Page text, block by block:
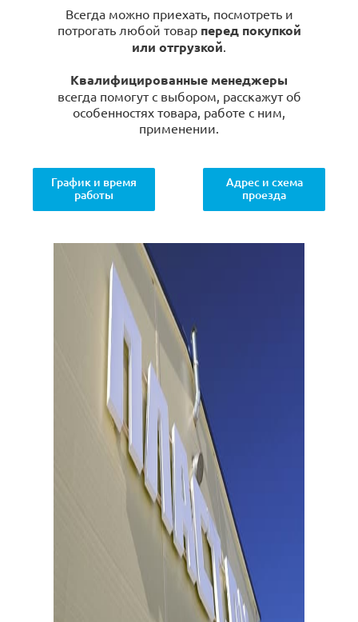
Всегда можно приехать, посмотреть и
потрогать любой товар перед покупкой
или отгрузкой.
Квалифицированные менеджеры
всегда помогут с выбором, расскажут об
особенностях товара, работе с ним,
применении.
График и время
работы
Адрес и схема
проезда